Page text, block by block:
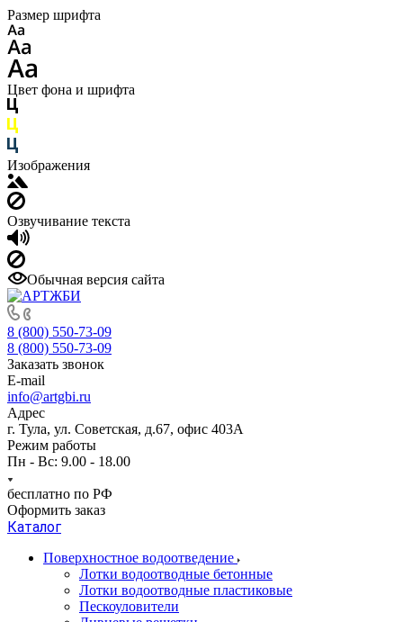
Размер шрифта
Цвет фона и шрифта
Изображения
Озвучивание текста
Обычная версия сайта
8 (800) 550-73-09
8 (800) 550-73-09
Заказать звонок
E-mail
info@artgbi.ru
Адрес
г. Тула, ул. Советская, д.67, офис 403А
Режим работы
Пн - Вс: 9.00 - 18.00
бесплатно по РФ
Оформить заказ
Каталог
Поверхностное водоотведение
Лотки водоотводные бетонные
Лотки водоотводные пластиковые
Пескоуловители